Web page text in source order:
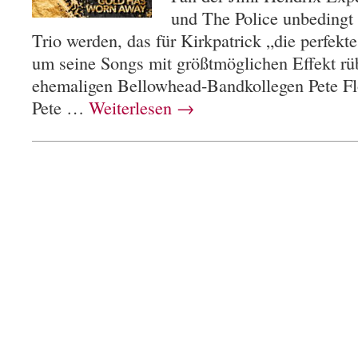
und The Police
Trio werden, das für Kirkpatrick „die
um seine Songs mit größtmöglichen Effekt
ehemaligen Bellowhead-Bandkollegen Pete
Pete … Weiterlesen →